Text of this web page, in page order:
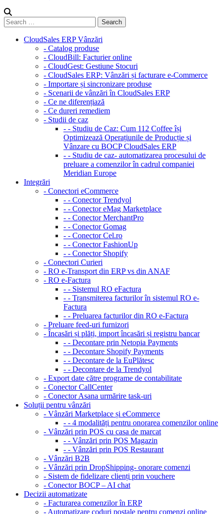
CloudSales ERP Vânzări
- Catalog produse
- CloudBill: Facturier online
- CloudGest: Gestiune Stocuri
- CloudSales ERP: Vânzări și facturare e-Commerce
- Importare și sincronizare produse
- Scenarii de vânzări în CloudSales ERP
- Ce ne diferențiază
- Ce dureri remediem
- Studii de caz
- - Studiu de Caz: Cum 112 Coffee își
Optimizează Operațiunile de Producție și
Vânzare cu BOCP CloudSales ERP
- - Studiu de caz- automatizarea procesului de
preluare a comenzilor în cadrul companiei
Meridian Europe
Integrări
- Conectori eCommerce
- - Conector Trendyol
- - Conector eMag Marketplace
- - Conector MerchantPro
- - Conector Gomag
- - Conector Cel.ro
- - Conector FashionUp
- - Conector Shopify
- Conectori Curieri
- RO e-Transport din ERP vs din ANAF
- RO e-Factura
- - Sistemul RO eFactura
- - Transmiterea facturilor în sistemul RO e-
Factura
- - Preluarea facturilor din RO e-Factura
- Preluare feed-uri furnizori
- Încasări și plăți, import încasări și registru bancar
- - Decontare prin Netopia Payments
- - Decontare Shopify Payments
- - Decontare de la EuPlătesc
- - Decontare de la Trendyol
- Export date către programe de contabilitate
- Conector CallCenter
- Conector Asana urmărire task-uri
Soluții pentru vânzări
- Vânzări Marketplace și eCommerce
- - 4 modalități pentru onorarea comenzilor online
- Vânzări prin POS cu casa de marcat
- - Vânzări prin POS Magazin
- - Vânzări prin POS Restaurant
- Vânzări B2B
- Vânzări prin DropShipping- onorare comenzi
- Sistem de fidelizare clienți prin vouchere
- Conector BOCP – AI chat
Decizii automatizate
- Facturarea comenzilor în ERP
- Automatizare coduri poștale pentru comenzi online